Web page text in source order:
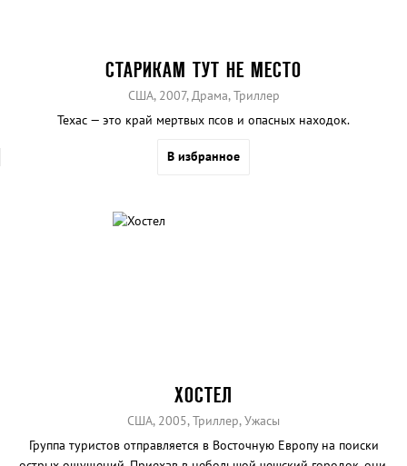
СТАРИКАМ ТУТ НЕ МЕСТО
США, 2007, Драма, Триллер
Техас — это край мертвых псов и опасных находок.
В избранное
ХОСТЕЛ
США, 2005, Триллер, Ужасы
Группа туристов отправляется в Восточную Европу на поиски